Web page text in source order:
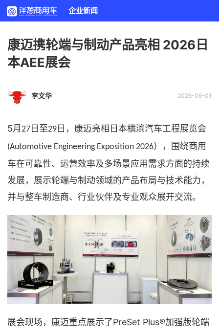
企业新闻
康迈携轮端与制动产品亮相 2026日
本AEE展会
2026-06-01
李文华
5月 27 日至29 日，康迈亮相日本横滨汽车工程展览会
(Automotive Engineering Exposition 2026），围绕商用
车在可靠性、运营效率及多场景应用需求方面的持续
发展，展示轮端与制动领域的产品布局与技术能力，
并与整车制造商、行业伙伴及专业观众展开交流。
展会现场，康迈重点展示了PreSet Plus®加强版轮端